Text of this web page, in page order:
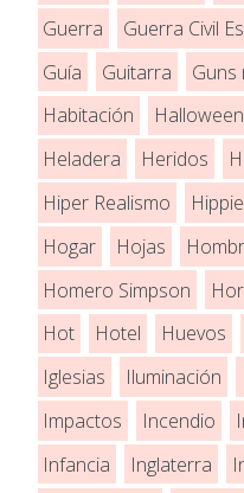
Guerra
Guerra Civil
Guía
Guitarra Guns
Habitación
Halloween
Heladera
Heridos
Hiper Realismo
Hippie
Hogar
Hojas
Homero Simpson
Hot
Hotel Huevos
Iglesias
Iluminación
Impactos
Incendio
Infancia
Inglaterra